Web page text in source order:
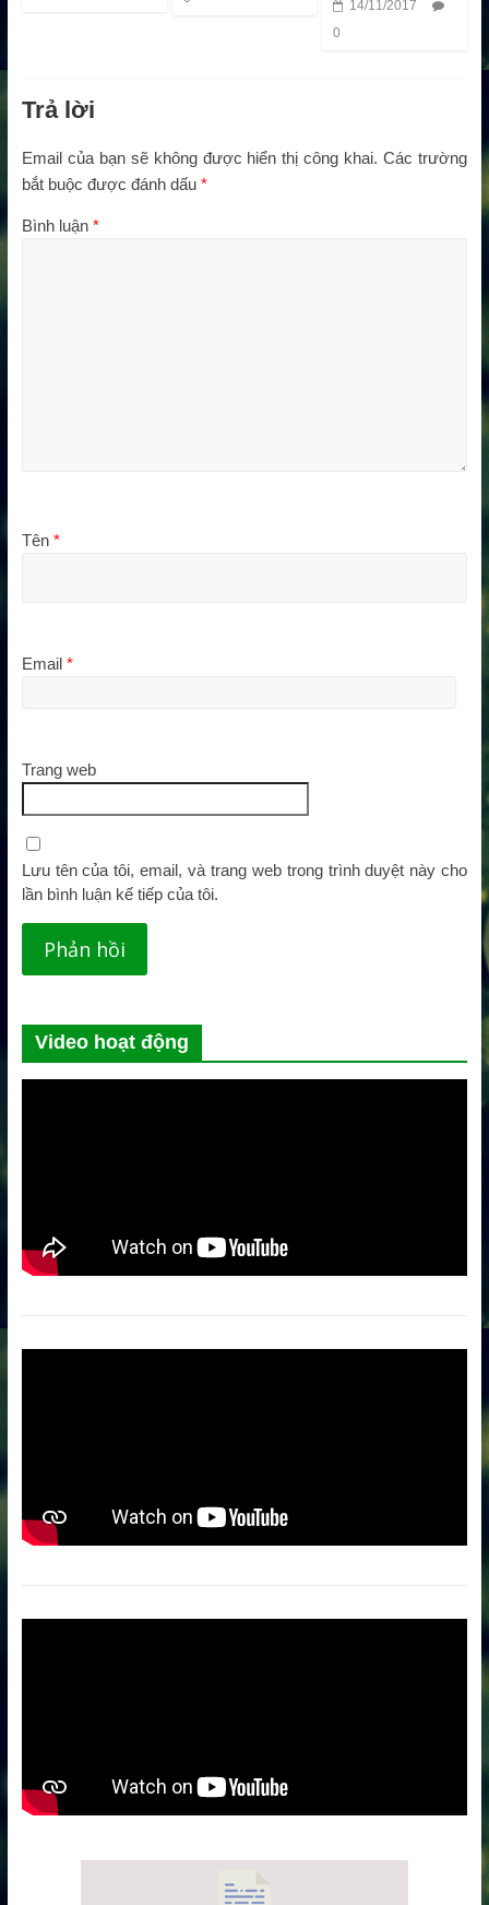
14/11/2017
0
Trả lời
Email của bạn sẽ không được hiển thị công khai. Các trường
bắt buộc được đánh dấu *
Bình luận *
Tên *
Email *
Trang web
Lưu tên của tôi, email, và trang web trong trình duyệt này cho
lần bình luận kế tiếp của tôi.
Video hoạt động